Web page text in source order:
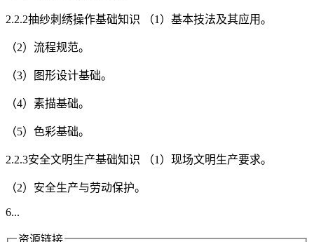
2.2.2抽纱刺绣操作基础知识 （1）基本技法及其应用。
（2）流程规范。
（3）图形设计基础。
（4）素描基础。
（5）色彩基础。
2.2.3安全文明生产基础知识 （1）现场文明生产要求。
（2）安全生产与劳动保护。
6...